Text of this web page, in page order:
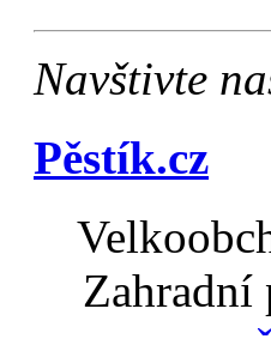
Navštivte
Pěstík.cz
Zahradní